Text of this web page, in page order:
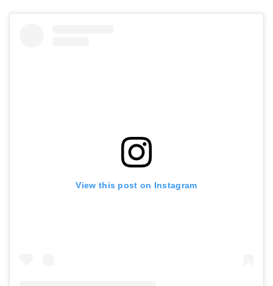
View this post on Instagram